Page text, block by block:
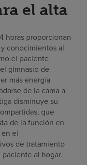
el alta
horas proporcionan
conocimientos al
el paciente
gimnasio de
más energía
de la cama a
disminuye su
que
de la función en
el
de tratamiento
al hogar.